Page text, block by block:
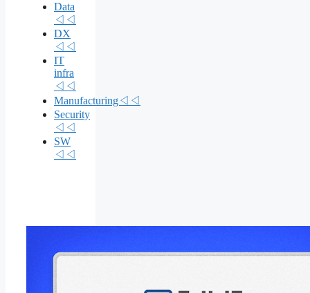
Data
◁◁
DX
◁◁
IT
infra
◁◁
Manufacturing◁◁
Security
◁◁
SW
◁◁